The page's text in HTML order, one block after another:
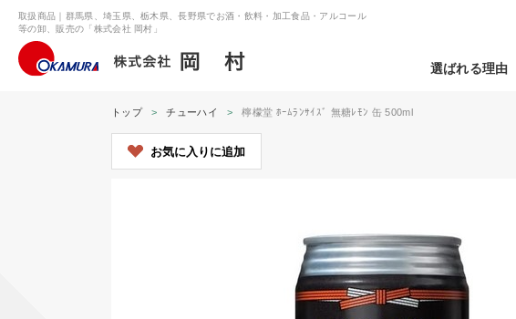
選ばれる理由
取扱商品｜群馬県、埼玉県、栃木県、長野県でお酒・飲料・加工食品・アルコール
等の卸、販売の「株式会社 岡村」
トップ チューハイ 檸檬堂 ﾎｰﾑﾗﾝｻｲｽﾞ 無糖ﾚﾓﾝ 缶 500ml
お気に入りに追加